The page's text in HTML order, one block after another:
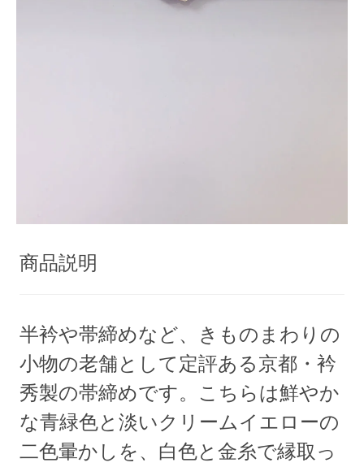
商品説明
半衿や帯締めなど、きものまわりの
小物の老舗として定評ある京都・衿
秀製の帯締めです。こちらは鮮やか
な青緑色と淡いクリームイエローの
二色暈かしを、白色と金糸で縁取っ